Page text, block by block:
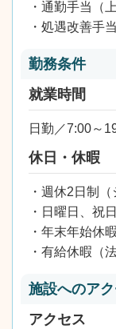
・通勤手当（
・処遇改善手
勤務条件
就業時間
日勤／7:00～
休日・休暇
・週休2日制（
・日曜日、祝
・年末年始休暇
・有給休暇（
施設へのア
アクセス